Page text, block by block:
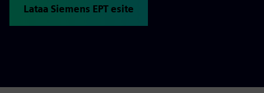
Lataa Siemens EPT esite